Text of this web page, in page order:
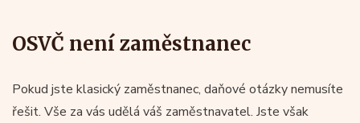
OSVČ není zaměstnanec
Pokud jste klasický zaměstnanec, daňové otázky nemusíte
řešit. Vše za vás udělá váš zaměstnavatel. Jste však